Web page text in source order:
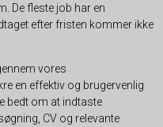
De fleste job har en
efter fristen kommer ikke
vores
en effektiv og brugervenlig
bedt om at indtaste
CV og relevante